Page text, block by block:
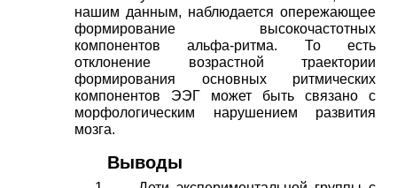
нашим данным, наблюдается опережающее
формирование высокочастотных
компонентов альфа-ритма. То есть
отклонение возрастной траектории
формирования основных ритмических
компонентов ЭЭГ может быть связано с
морфологическим нарушением развития
мозга.
Выводы